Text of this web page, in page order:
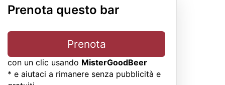
Prenota questo bar
Prenota
con un clic usando MisterGoodBeer
* e aiutaci a rimanere senza pubblicità e